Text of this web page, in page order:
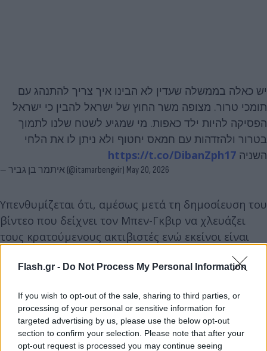
Flash.gr - Do Not Process My Personal Information
If you wish to opt-out of the sale, sharing to third parties, or
processing of your personal or sensitive information for
targeted advertising by us, please use the below opt-out
section to confirm your selection. Please note that after your
opt-out request is processed you may continue seeing
יש כאלה בממשלה שעדין לא הבינו איך צריך להתנהג עם
תומכי טרור. מצופה משר החוץ של ישראל להבין כי ישראל
הפסיקה להיות ילד כאפות. מי שמגיע לשטח שלנו לתמוך
בטרור ולהזדהות עם חמאס יחטוף ולא ניתן לו את הלחי
השניה https://t.co/DibanZph17
— איתמר בן גביר (@itamarbengvir) May 20, 2026
Υπενθυμίζεται ότι, αμέσως μετά τη δημοσίευση του
βίντεο που δείχνει τον Μπεν-Γκβιρ να χλευάζει
τους κρατούμενους ακτιβιστές ενώ εκείνοι είναι
Ισραηλινός υπουργός Εξωτερικών Γκιντεόν Σάαρ
ότι ο ακροδεξιός υπουργός «προκαλεί ζημιά στο
κράτος του Ισραήλ», και πως αυτός «δεν είσαι το
πρόσωπο του Ισραήλ».